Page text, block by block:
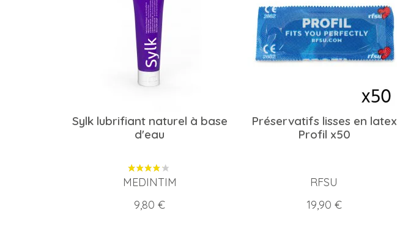
Sylk lubrifiant naturel à base
d'eau
MEDINTIM
Prix
9,80 €
Préservatifs lisses en latex
Profil x50
RFSU
Prix
19,90 €